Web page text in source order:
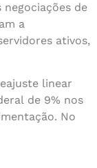
negociações de
a
ativos,
linear
de 9% nos
No